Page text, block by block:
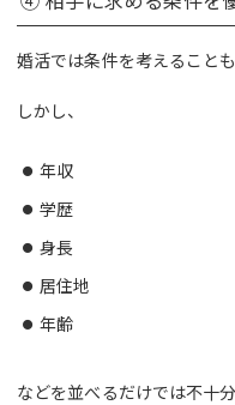
婚活では条件を考えることも
しかし、
年収
学歴
身長
居住地
年齢
などを並べるだけでは不十分